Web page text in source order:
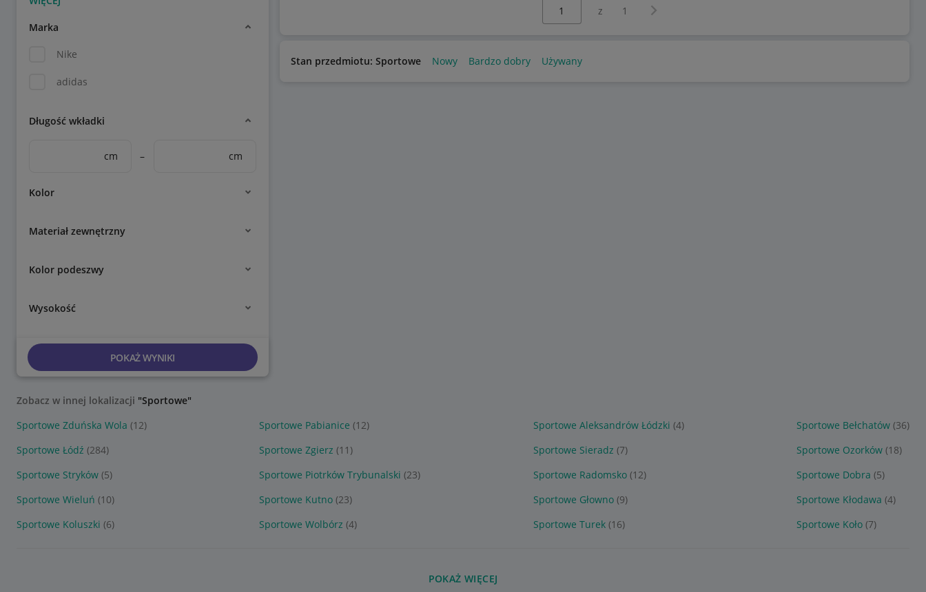
Marka
Nike
adidas
Długość wkładki
cm – cm
Kolor
Materiał zewnętrzny
Kolor podeszwy
Wysokość
POKAŻ WYNIKI
z 1 Następna strona
Stan przedmiotu: Sportowe Nowy Bardzo dobry Używany
Zobacz w innej lokalizacji "Sportowe"
Sportowe Zduńska Wola (12) Sportowe Pabianice (12) Sportowe Aleksandrów Łódzki (4) Sportowe Bełchatów (36)
Sportowe Łódź (284) Sportowe Zgierz (11) Sportowe Sieradz (7) Sportowe Ozorków (18)
Sportowe Stryków (5) Sportowe Piotrków Trybunalski (23) Sportowe Radomsko (12) Sportowe Dobra (5)
Sportowe Wieluń (10) Sportowe Kutno (23) Sportowe Głowno (9) Sportowe Kłodawa (4)
Sportowe Koluszki (6) Sportowe Wolbórz (4) Sportowe Turek (16) Sportowe Koło (7)
POKAŻ WIĘCEJ